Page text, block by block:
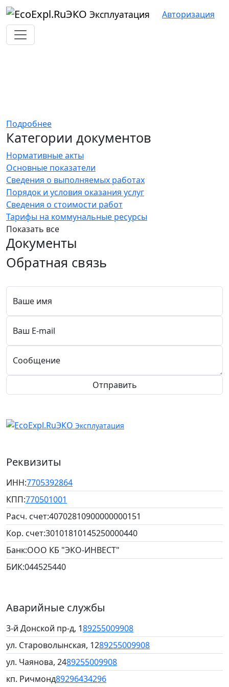
ЭКО Эксплуатация Авторизация
Подробнее
Категории документов
Нормативные акты
Основные показатели
Сведения о выполняемых работах
Порядок и условия оказания услуг
Сведения о стоимости работ
Тарифы на коммунальные ресурсы
Показать все
Документы
Обратная связь
Ваше имя
Ваш E-mail
Сообщение
Отправить
ЭКО Эксплуатация
Реквизиты
ИНН:7705392864
КПП:770501001
Расч. счет:40702810900000000151
Кор. счет:30101810145250000440
Банк:ООО КБ "ЭКО-ИНВЕСТ"
БИК:044525440
Аварийные службы
3-й Донской пр-д, 189255009908
ул. Староволынская, 1289255009908
ул. Чаянова, 2489255009908
кп. Ричмонд89296434296